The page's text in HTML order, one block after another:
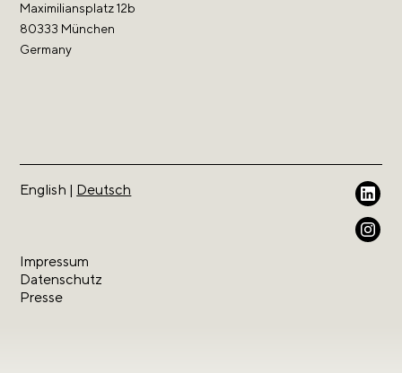
Maximiliansplatz 12b
80333 München
Germany
English | Deutsch
Impressum
Datenschutz
Presse